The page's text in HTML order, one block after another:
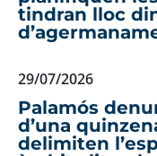
tindran lloc
29/07/2026
Palamós
d’una
delimiten